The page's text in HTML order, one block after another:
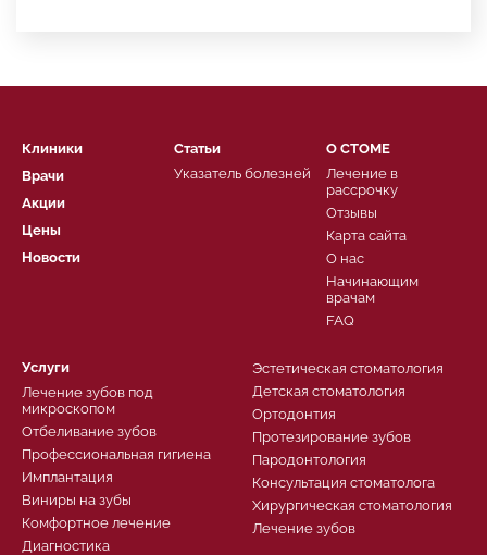
Клиники
Врачи
Акции
Цены
Новости
Услуги
Лечение зубов под
микроскопом
Отбеливание зубов
Профессиональная гигиена
Имплантация
Виниры на зубы
Комфортное лечение
Диагностика
Эстетическая стоматология
Детская стоматология
Ортодонтия
Протезирование зубов
Пародонтология
Консультация стоматолога
Хирургическая стоматология
Лечение зубов
О СТОМЕ
Лечение в
рассрочку
Отзывы
Карта сайта
О нас
Начинающим
врачам
FAQ
Статьи
Указатель болезней